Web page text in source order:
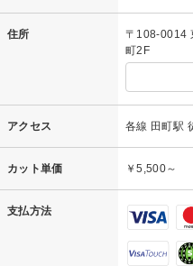
住所
〒108-0014
町2F
アクセス 各線 田町駅
カット単価 ￥5,500～
支払方法